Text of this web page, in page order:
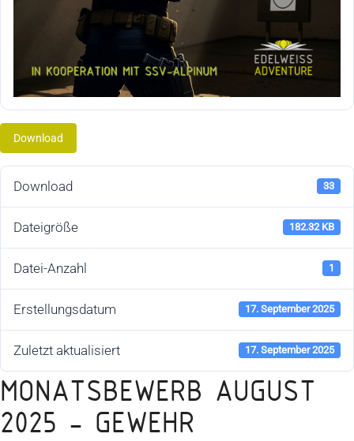
Download
Download 33
Dateigröße 182.32 KB
Datei-Anzahl 1
Erstellungsdatum 17. September 2025
Zuletzt aktualisiert 17. September 2025
MONATSBEWERB AUGUST
2025 - GEWEHR